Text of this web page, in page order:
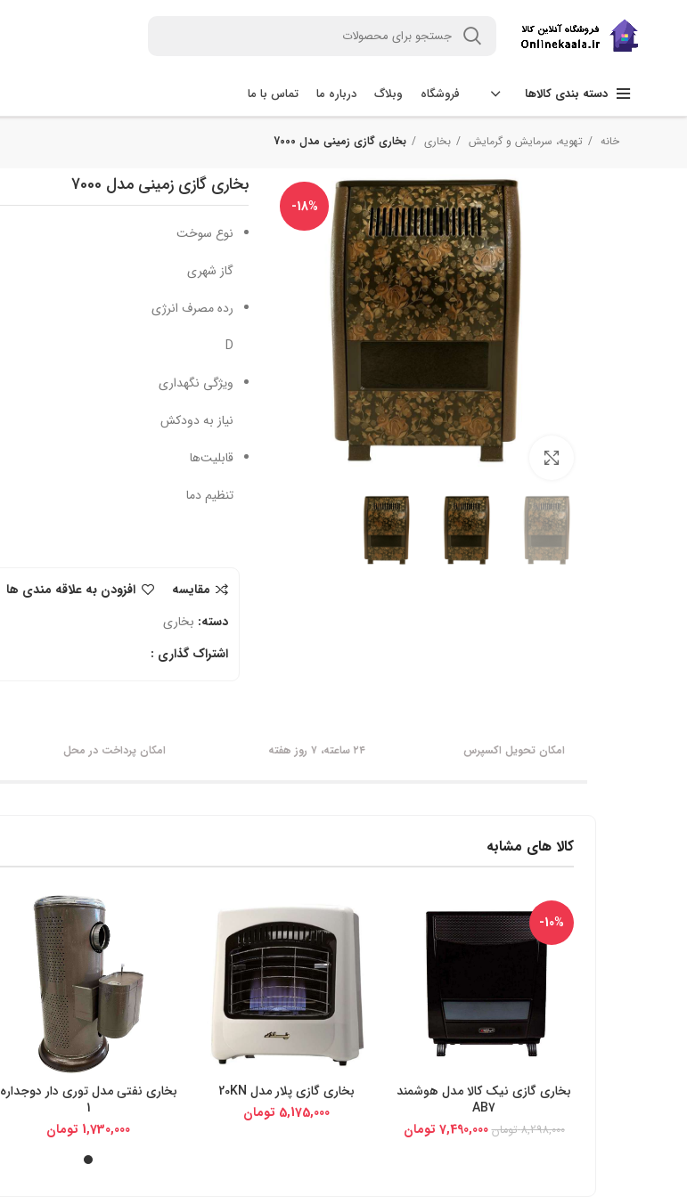
دسته بندی کالاها فروشگاه وبلاگ درباره ما تماس با ما
خانه تهویه، سرمایش و گرمایش بخاری بخاری گازی زمینی مدل 7000
-18%
برای بزرگنمایی کلیک کنید
بخاری گازی زمینی مدل 7000
نوع سوخت
گاز شهری
رده مصرف انرژی
D
ویژگی نگهداری
نیاز به دودکش
قابلیت‌ها
تنظیم دما
مقایسه
افزودن به علاقه مندی ها
دسته: بخاری
اشتراک گذاری :
امکان تحویل اکسپرس ۲۴ ساعته، ۷ روز هفته امکان پرداخت در محل
کالا های مشابه
-10%
خرید از دیجی کالا
بخاری گازی نیک کالا مدل هوشمند
AB7
8,298,000 تومان 7,490,000 تومان
خرید از دیجی کالا
بخاری گازی پلار مدل 20KN
5,175,000 تومان
خرید از دیجی کالا
بخاری نفتی مدل توری دار دوجداره
1
1,730,000 تومان